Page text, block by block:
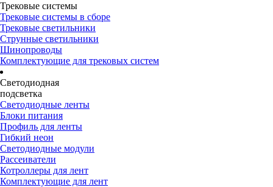
Трековые системы
Трековые системы в сборе
Трековые светильники
Струнные светильники
Шинопроводы
Комплектующие для трековых систем
Светодиодная
подсветка
Светодиодные ленты
Блоки питания
Профиль для ленты
Гибкий неон
Светодиодные модули
Рассеиватели
Котроллеры для лент
Комплектующие для лент